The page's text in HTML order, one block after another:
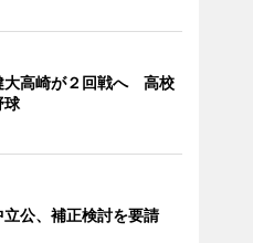
大高崎が２回戦へ 高校
球
立公、補正検討を要請